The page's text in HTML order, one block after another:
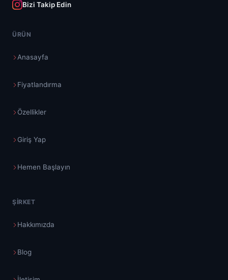
Bizi Takip Edin
ÜRÜN
Anasayfa
Fiyatlandırma
Özellikler
Giriş Yap
Hemen Başlayın
ŞIRKET
Hakkımızda
Blog